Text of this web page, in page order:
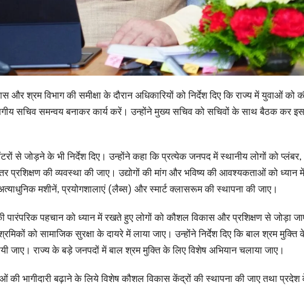
श्रम विभाग की समीक्षा के दौरान अधिकारियों को निर्देश दिए कि राज्य में युवाओं को
सचिव समन्वय बनाकर कार्य करें। उन्होंने मुख्य सचिव को सचिवों के साथ बैठक कर
से जोड़ने के भी निर्देश दिए। उन्होंने कहा कि प्रत्येक जनपद में स्थानीय लोगों को प्लंबर,
प्रशिक्षण की व्यवस्था की जाए। उद्योगों की मांग और भविष्य की आवश्यकताओं को ध्यान
मशीनें, प्रयोगशालाएं (लैब्स) और स्मार्ट क्लासरूम की स्थापना की जाए।
पारंपरिक पहचान को ध्यान में रखते हुए लोगों को कौशल विकास और प्रशिक्षण से जोड़ा
को सामाजिक सुरक्षा के दायरे में लाया जाए। उन्होंने निर्देश दिए कि बाल श्रम मुक्ति
जाए। राज्य के बड़े जनपदों में बाल श्रम मुक्ति के लिए विशेष अभियान चलाया जाए।
की भागीदारी बढ़ाने के लिये विशेष कौशल विकास केंद्रों की स्थापना की जाए तथा